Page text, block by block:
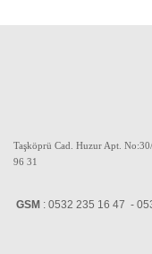
Taşköprü Cad. Huzur Apt.
96 31
GSM : 0532 235 16 47 -